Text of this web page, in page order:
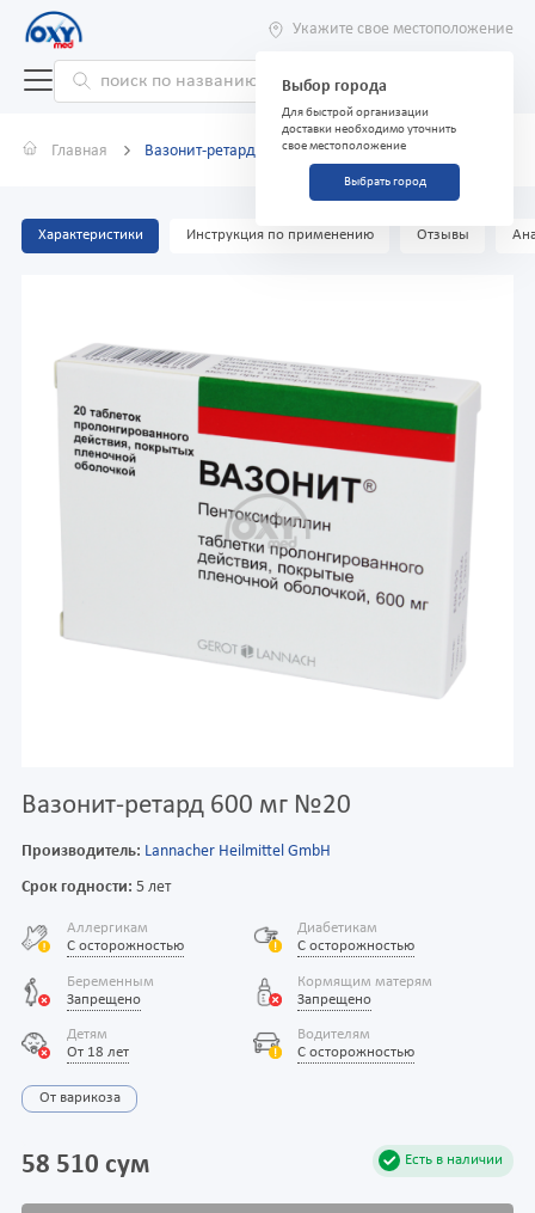
Укажите свое местоположение
Выбор города
Для быстрой организации
доставки необходимо уточнить
свое местоположение
Выбрать город
Главная Вазонит-ретард 600 мг №20
Характеристики Инструкция по применению Отзывы
Вазонит-ретард 600 мг №20
Производитель: Lannacher Heilmittel GmbH
Срок годности: 5 лет
Аллергикам
С осторожностью
Диабетикам
С осторожностью
Беременным
Запрещено
Кормящим матерям
Запрещено
Детям
От 18 лет
Водителям
С осторожностью
От варикоза
Есть в наличии
58 510 сум